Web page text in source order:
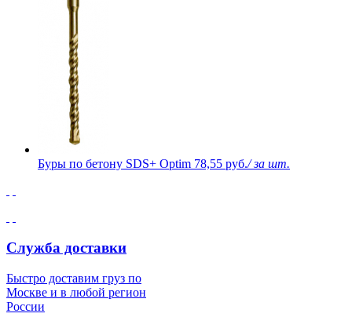
Буры по бетону SDS+ Optim 78,55 руб./ за шт.
Служба доставки
Быстро доставим груз по
Москве и в любой регион
России